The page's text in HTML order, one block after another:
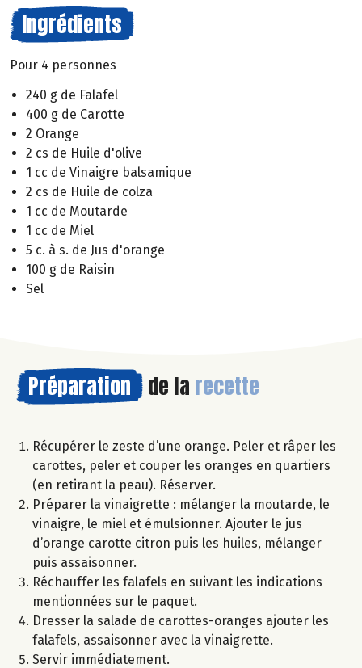
Ingrédients
Pour 4 personnes
240 g de Falafel
400 g de Carotte
2 Orange
2 cs de Huile d'olive
1 cc de Vinaigre balsamique
2 cs de Huile de colza
1 cc de Moutarde
1 cc de Miel
5 c. à s. de Jus d'orange
100 g de Raisin
Sel
Préparation de la recette
Récupérer le zeste d’une orange. Peler et râper les
carottes, peler et couper les oranges en quartiers
(en retirant la peau). Réserver.
Préparer la vinaigrette : mélanger la moutarde, le
vinaigre, le miel et émulsionner. Ajouter le jus
d’orange carotte citron puis les huiles, mélanger
puis assaisonner.
Réchauffer les falafels en suivant les indications
mentionnées sur le paquet.
Dresser la salade de carottes-oranges ajouter les
falafels, assaisonner avec la vinaigrette.
Servir immédiatement.